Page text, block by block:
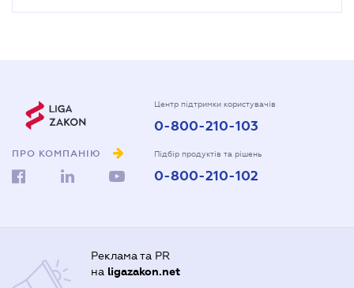
ПРО КОМПАНІЮ
Центр підтримки користувачів
0-800-210-103
Підбір продуктів та рішень
0-800-210-102
Реклама та PR
на ligazakon.net